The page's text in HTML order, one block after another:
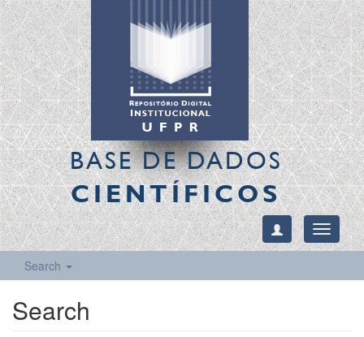
BASE DE DADOS
CIENTÍFICOS
Toggle
Search
Search